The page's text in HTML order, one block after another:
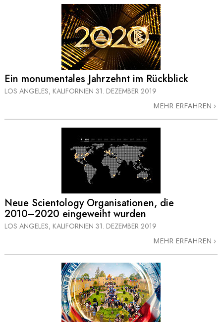
Ein monumentales Jahrzehnt im Rückblick
LOS ANGELES, KALIFORNIEN 31. DEZEMBER 2019
MEHR ERFAHREN
Neue Scientology Organisationen, die
2010–2020 eingeweiht wurden
LOS ANGELES, KALIFORNIEN 31. DEZEMBER 2019
MEHR ERFAHREN